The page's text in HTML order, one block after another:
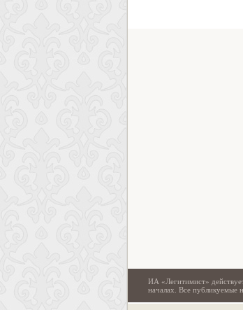
ИА «Легитимист»
началах. Все публикуемые